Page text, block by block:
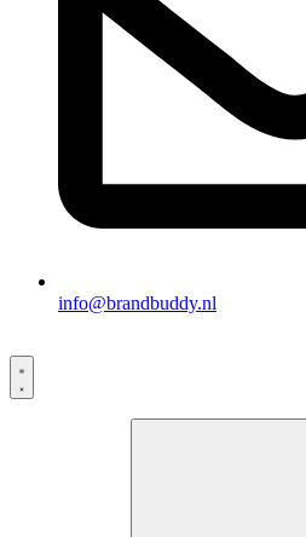
info@brandbuddy.nl